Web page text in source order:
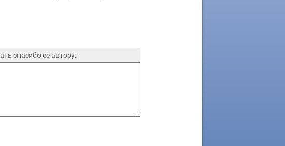
спасибо её автору: